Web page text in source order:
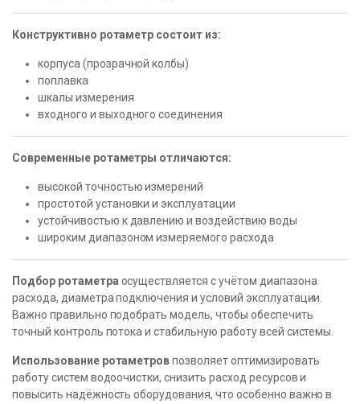
Конструктивно ротаметр состоит из:
корпуса (прозрачной колбы)
поплавка
шкалы измерения
входного и выходного соединения
Современные ротаметры отличаются:
высокой точностью измерений
простотой установки и эксплуатации
устойчивостью к давлению и воздействию воды
широким диапазоном измеряемого расхода
Подбор ротаметра осуществляется с учётом диапазона
расхода, диаметра подключения и условий эксплуатации.
Важно правильно подобрать модель, чтобы обеспечить
точный контроль потока и стабильную работу всей системы.
Использование ротаметровпозволяет оптимизировать
работу систем водоочистки, снизить расход ресурсов и
повысить надёжность оборудования, что особенно важно в